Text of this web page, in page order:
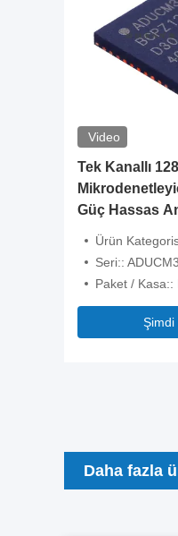
Video
Tek Kanallı
Güç Hassas
Ürün Kategorisi::
Seri::
Paket / Kasa::
Şimdi
Daha fazla